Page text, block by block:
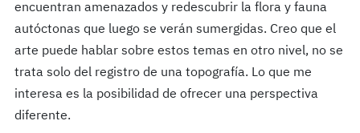
encuentran amenazados y redescubrir la flora y fauna
autóctonas que luego se verán sumergidas. Creo que el
arte puede hablar sobre estos temas en otro nivel, no se
trata solo del registro de una topografía. Lo que me
interesa es la posibilidad de ofrecer una perspectiva
diferente.